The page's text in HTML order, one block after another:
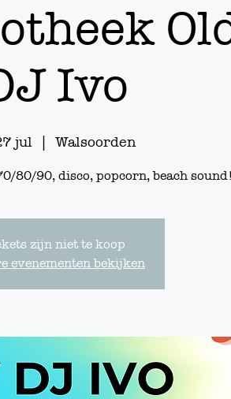
Ivo
jul
  |
Walsoorden
80/90, disco, popcorn, beach
zijn niet te koop
evenementen bekijken